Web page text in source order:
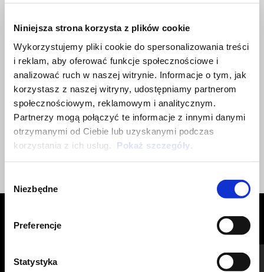
Niniejsza strona korzysta z plików cookie
Wykorzystujemy pliki cookie do spersonalizowania treści
i reklam, aby oferować funkcje społecznościowe i
analizować ruch w naszej witrynie. Informacje o tym, jak
korzystasz z naszej witryny, udostępniamy partnerom
społecznościowym, reklamowym i analitycznym.
Partnerzy mogą połączyć te informacje z innymi danymi
otrzymanymi od Ciebie lub uzyskanymi podczas
korzystania z ich usług. Pokaż szczegóły
zgody
Niezbędne
Preferencje
Statystyka
BLACK
Your road will always be illuminated with these simple but
technological spotlights for V85 TT. Installation kit included.